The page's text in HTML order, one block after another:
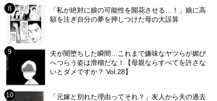
「私が絶対に娘の可能性を開花させる…！」娘に高
額を注ぎ自分の夢を押しつけた母の大誤算
夫が闇堕ちした瞬間…これまで嫌味なヤツらが媚び
へつらう姿は滑稽だな！【母親ならすべてを許さな
いとダメですか？ Vol.28】
「元嫁と別れた理由ってそれ？」友人から夫の過去